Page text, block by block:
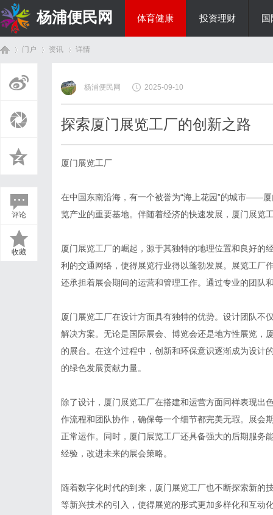
杨浦便民网 体育健康 投资理财
门户 资讯
›
详情
评论
收藏
杨浦便民网 2025-09-10
探索厦门展览工厂的创新之路
厦门展览工厂
在中国东南沿海，有一个被誉为“海上花园”的城市——
览产业的重要基地。伴随着经济的快速发展，厦门展览
厦门展览工厂的崛起，源于其独特的地理位置和良好的
利的交通网络，使得展览行业得以蓬勃发展。展览工厂
还承担着展会期间的运营和管理工作。通过专业的团队
厦门展览工厂在设计方面具有独特的优势。设计团队不
解决方案。无论是国际展会、博览会还是地方性展览，
的展台。在这个过程中，创新和环保意识逐渐成为设计
的绿色发展贡献力量。
除了设计，厦门展览工厂在搭建和运营方面同样表现出
作流程和团队协作，确保每一个细节都完美无瑕。展会
正常运作。同时，厦门展览工厂还具备强大的后期服务
经验，改进未来的展会策略。
随着数字化时代的到来，厦门展览工厂也不断探索新的
等新兴技术的引入，使得展览的形式更加多样化和互动